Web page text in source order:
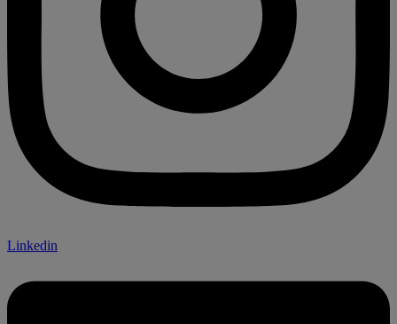
Linkedin